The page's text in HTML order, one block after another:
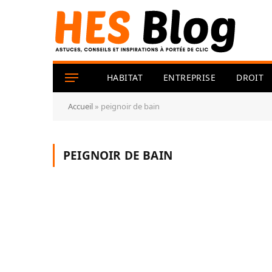
HABITAT ENTREPRISE DROIT
Accueil » peignoir de bain
PEIGNOIR DE BAIN